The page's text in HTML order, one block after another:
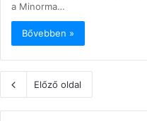
a Minorma…
Bővebben »
Előző oldal